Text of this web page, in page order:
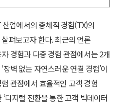
업에서의 총체적 경험(TX)의
펴보고자 한다. 최근의 언론
경험과 다중 경험 관점에서는 2개
벽 없는 자연스러운 연결 경험’이
관점에서 효율적인 고객 경험
디지털 전환을 통한 고객 빅데이터